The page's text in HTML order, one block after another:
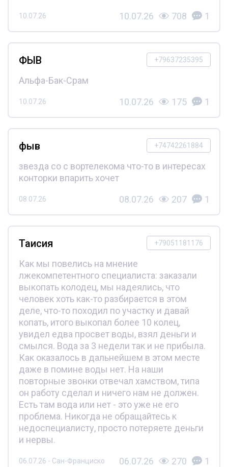
10.07.26 10.07.26 708 1
+79637235395
ФЫВ
Альфа-Бак-Срам
10.07.26 10.07.26 175 1
+74742261884
фыв
звезда со с вортелекома что-то в интересах
конторки впарить хочет
08.07.26 08.07.26 207 1
+79051181176
Таисия
Как мы повелись на мнение
лжекомпетентного специалиста: заказали
выкопать колодец, мы надеялись, что
человек хоть как-то разбирается в этом
деле, что-то походил по участку и давай
копать, итого выкопал более 10 колец,
увидел едва просвет воды, взял деньги и
смылся. Вода за 3 недели так и не прибыла.
Как оказалось в дальнейшем в этом месте
даже в помине воды нет. На наши
повторные звонки отвечал хамством, типа
он работу сделал и ничего нам не должен.
Есть там вода или нет - это уже не его
проблема. Никогда не обращайтесь к
недоспециалисту, просто потеряете деньги
и нервы.
06.07.26 - Сан-Франциско 06.07.26 270 1